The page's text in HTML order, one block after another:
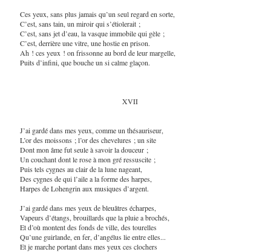
Ces yeux, sans plus jamais qu’un seul regard en sorte,
C’est, sans tain, un miroir qui s’étiolerait ;
C’est, sans jet d’eau, la vasque immobile qui gèle ;
C’est, derrière une vitre, une hostie en prison.
Ah ! ces yeux ! on frissonne au bord de leur margelle,
Puits d’infini, que bouche un si calme glaçon.
XVII
J’ai gardé dans mes yeux, comme un thésauriseur,
L’or des moissons ; l’or des chevelures ; un site
Dont mon âme fut seule à savoir la douceur ;
Un couchant dont le rose à mon gré ressuscite ;
Puis tels cygnes au clair de la lune nageant,
Des cygnes de qui l’aile a la forme des harpes,
Harpes de Lohengrin aux musiques d’argent.
J’ai gardé dans mes yeux de bleuâtres écharpes,
Vapeurs d’étangs, brouillards que la pluie a brochés,
Et d’où montent des fonds de ville, des tourelles
Qu’une guirlande, en fer, d’angélus lie entre elles...
Et je marche portant dans mes yeux ces clochers